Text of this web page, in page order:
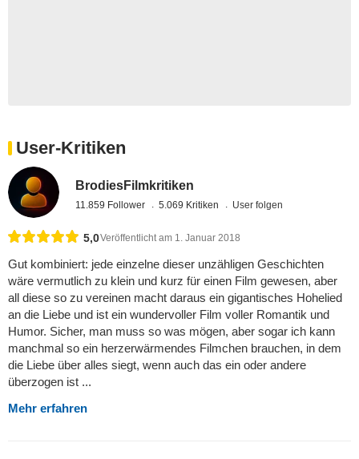
User-Kritiken
BrodiesFilmkritiken
11.859 Follower 5.069 Kritiken User folgen
5,0Veröffentlicht am 1. Januar 2018
Gut kombiniert: jede einzelne dieser unzähligen Geschichten
wäre vermutlich zu klein und kurz für einen Film gewesen, aber
all diese so zu vereinen macht daraus ein gigantisches Hohelied
an die Liebe und ist ein wundervoller Film voller Romantik und
Humor. Sicher, man muss so was mögen, aber sogar ich kann
manchmal so ein herzerwärmendes Filmchen brauchen, in dem
die Liebe über alles siegt, wenn auch das ein oder andere
überzogen ist ...
Mehr erfahren